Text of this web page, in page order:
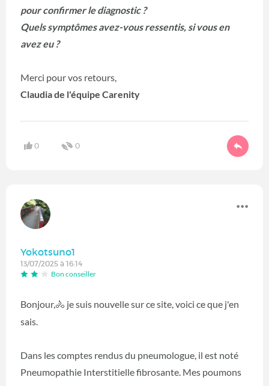
pour confirmer le diagnostic ?
Quels symptômes avez-vous ressentis, si vous en
avez eu ?
Merci pour vos retours,
Claudia de l'équipe Carenity
0 0
Yokotsuno1
13/07/2025 à 16:14
Bon conseiller
Bonjour,🚴 je suis nouvelle sur ce site, voici ce que j'en
sais.
Dans les comptes rendus du pneumologue, il est noté
Pneumopathie Interstitielle fibrosante. Mes poumons